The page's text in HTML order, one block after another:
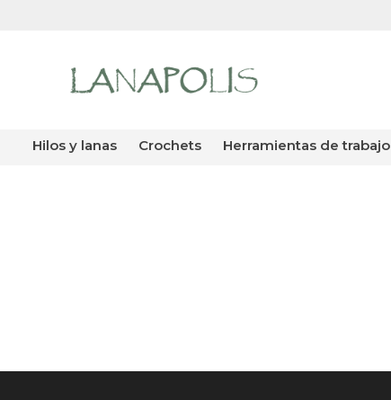
hilos y lanas crochets herramientas de trabajo